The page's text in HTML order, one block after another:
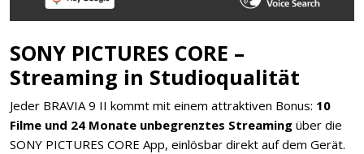
SONY PICTURES CORE –
Streaming in Studioqualität
Jeder BRAVIA 9 II kommt mit einem attraktiven Bonus: 10
Filme und 24 Monate unbegrenztes Streaming über die
SONY PICTURES CORE App, einlösbar direkt auf dem Gerät.